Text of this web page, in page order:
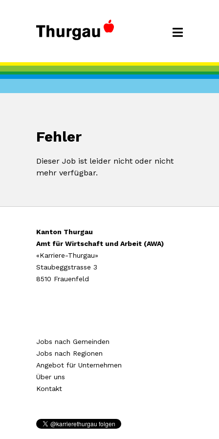
Fehler
Dieser Job ist leider nicht oder nicht
mehr verfügbar.
Kanton Thurgau
Amt für Wirtschaft und Arbeit (AWA)
«Karriere-Thurgau»
Staubeggstrasse 3
8510 Frauenfeld
Jobs nach Gemeinden
Jobs nach Regionen
Angebot für Unternehmen
Über uns
Kontakt